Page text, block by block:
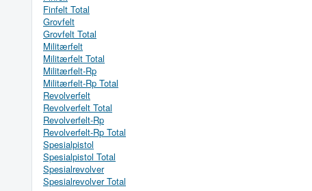
Finfelt Total
Grovfelt
Grovfelt Total
Militærfelt
Militærfelt Total
Militærfelt-Rp
Militærfelt-Rp Total
Revolverfelt
Revolverfelt Total
Revolverfelt-Rp
Revolverfelt-Rp Total
Spesialpistol
Spesialpistol Total
Spesialrevolver
Spesialrevolver Total